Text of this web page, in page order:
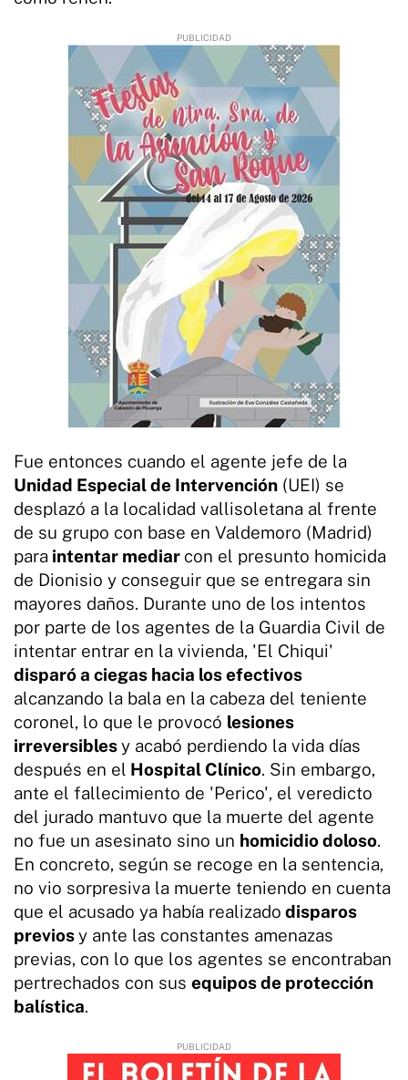
Fue entonces cuando el agente jefe de la
Unidad Especial de Intervención (UEI) se
desplazó a la localidad vallisoletana al frente
de su grupo con base en Valdemoro (Madrid)
para intentar mediar con el presunto homicida
de Dionisio y conseguir que se entregara sin
mayores daños. Durante uno de los intentos
por parte de los agentes de la Guardia Civil de
intentar entrar en la vivienda, 'El Chiqui'
disparó a ciegas hacia los efectivos
alcanzando la bala en la cabeza del teniente
coronel, lo que le provocó lesiones
irreversiblesy acabó perdiendo la vida días
después en el Hospital Clínico. Sin embargo,
ante el fallecimiento de 'Perico', el veredicto
del jurado mantuvo que la muerte del agente
no fue un asesinato sino un homicidio doloso.
En concreto, según se recoge en la sentencia,
no vio sorpresiva la muerte teniendo en cuenta
que el acusado ya había realizado disparos
previosy ante las constantes amenazas
previas, con lo que los agentes se encontraban
pertrechados con sus equipos de protección
balística.